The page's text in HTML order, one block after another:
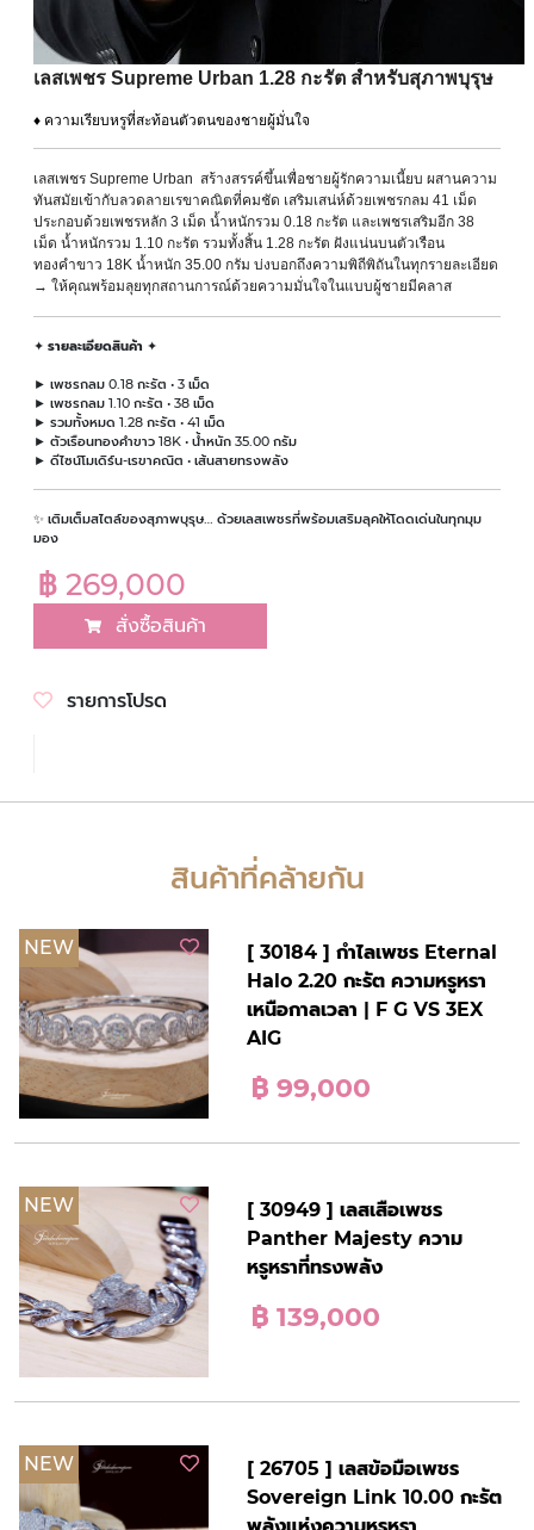
เลสเพชร Supreme Urban 1.28 กะรัต สำหรับสุภาพบุรุษ
♦ ความเรียบหรูที่สะท้อนตัวตนของชายผู้มั่นใจ
เลสเพชร Supreme Urban สร้างสรรค์ขึ้นเพื่อชายผู้รักความเนี้ยบ ผสานความ
ทันสมัยเข้ากับลวดลายเรขาคณิตที่คมชัด เสริมเสน่ห์ด้วยเพชรกลม 41 เม็ด
ประกอบด้วยเพชรหลัก 3 เม็ด น้ำหนักรวม 0.18 กะรัต และเพชรเสริมอีก 38
เม็ด น้ำหนักรวม 1.10 กะรัต รวมทั้งสิ้น 1.28 กะรัต ฝังแน่นบนตัวเรือน
ทองคำขาว 18K น้ำหนัก 35.00 กรัม บ่งบอกถึงความพิถีพิถันในทุกรายละเอียด
→ ให้คุณพร้อมลุยทุกสถานการณ์ด้วยความมั่นใจในแบบผู้ชายมีคลาส
✦ รายละเอียดสินค้า ✦
► เพชรกลม 0.18 กะรัต • 3 เม็ด
► เพชรกลม 1.10 กะรัต • 38 เม็ด
► รวมทั้งหมด 1.28 กะรัต • 41 เม็ด
► ตัวเรือนทองคำขาว 18K • น้ำหนัก 35.00 กรัม
► ดีไซน์โมเดิร์น-เรขาคณิต • เส้นสายทรงพลัง
✨ เติมเต็มสไตล์ของสุภาพบุรุษ… ด้วยเลสเพชรที่พร้อมเสริมลุคให้โดดเด่นในทุกมุม
มอง
฿ 269,000
สั่งซื้อสินค้า
รายการโปรด
สินค้าที่คล้ายกัน
NEW
[ 30184 ] กำไลเพชร Eternal
Halo 2.20 กะรัต ความหรูหรา
เหนือกาลเวลา | F G VS 3EX
AIG
฿ 99,000
NEW
[ 30949 ] เลสเสือเพชร
Panther Majesty ความ
หรูหราที่ทรงพลัง
฿ 139,000
NEW
[ 26705 ] เลสข้อมือเพชร
Sovereign Link 10.00 กะรัต
พลังแห่งความหรูหรา